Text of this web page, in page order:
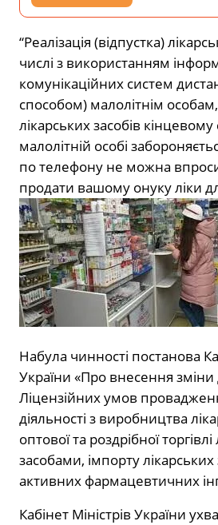
“Реалізація (відпустка)
числі з використанням
комунікаційних систем
способом) малолітнім
лікарських засобів
малолітній особі
по телефону не можна
продати вашому онуку ліки
Набула чинності постанова
України «Про внесення
Ліцензійних умов
діяльності з виробництва
оптової та роздрібної
засобами, імпорту лікарських
активних фармацевтичних
Кабінет Міністрів України